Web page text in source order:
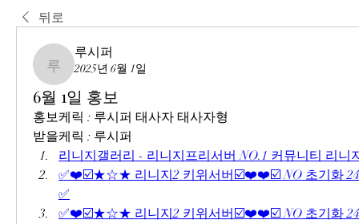
뒤로
루시퍼
루시퍼
2025년 6월 1일
6월 1일 홍보
홍보케릭 : 루시퍼 태사자 태사자형
받을케릭 : 루시퍼
리니지갤러리 - 리니지프리서버 NO.1 커뮤니티 리니
✅❤️☑️★☆★ 리니지2 키위서버☑️❤️❤️☑️ NO 초기화
✅
✅❤️☑️★☆★ 리니지2 키위서버☑️❤️❤️☑️ NO 초기화